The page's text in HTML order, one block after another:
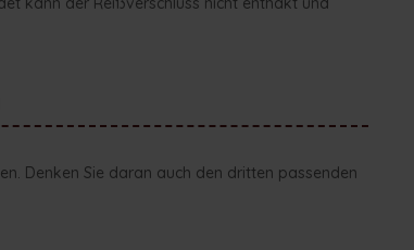
Denken Sie daran auch den dritten passenden